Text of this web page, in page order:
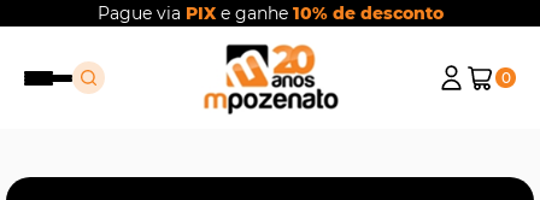
Pague via PIXe ganhe 10% de desconto
0